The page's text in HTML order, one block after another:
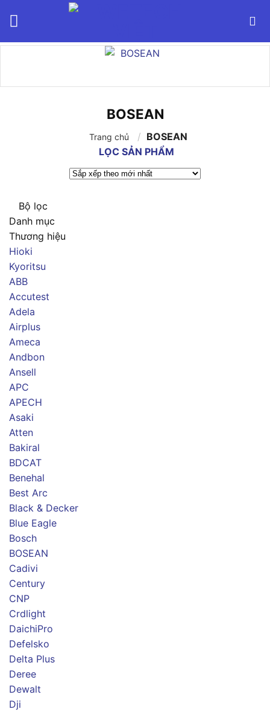
BOSEAN
Trang chủ / BOSEAN
LỌC SẢN PHẨM
Bộ lọc
Danh mục
Thương hiệu
Hioki
Kyoritsu
ABB
Accutest
Adela
Airplus
Ameca
Andbon
Ansell
APC
APECH
Asaki
Atten
Bakiral
BDCAT
Benehal
Best Arc
Black & Decker
Blue Eagle
Bosch
BOSEAN
Cadivi
Century
CNP
Crdlight
DaichiPro
Defelsko
Delta Plus
Deree
Dewalt
Dji